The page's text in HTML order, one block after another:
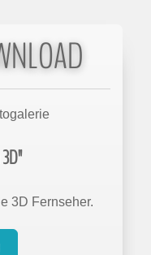
3D Fernseher.